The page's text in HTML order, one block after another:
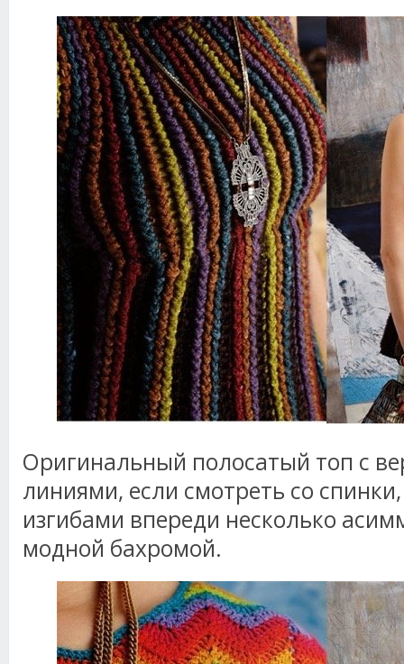
Оригинальный полосатый топ с
линиями, если смотреть со
изгибами впереди несколько
модной бахромой.